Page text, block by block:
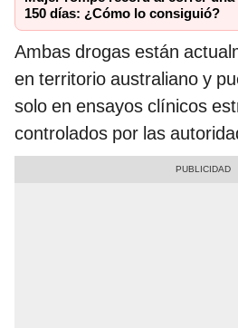
150 días: ¿Cómo lo consiguió?
Ambas drogas están
en territorio australiano y
solo en ensayos clínicos
controlados por las